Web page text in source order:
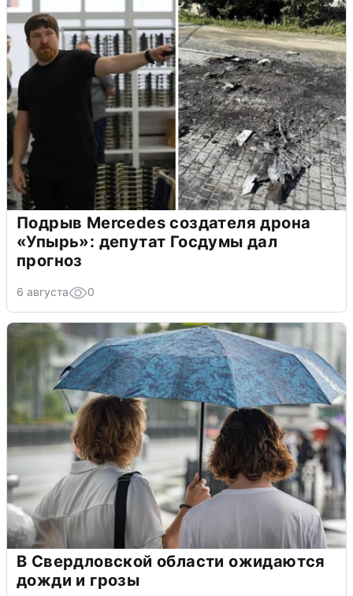
Подрыв Mercedes создателя дрона
«Упырь»: депутат Госдумы дал
прогноз
6 августа 0
В Свердловской области ожидаются
дожди и грозы